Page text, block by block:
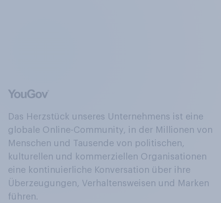
Das Herzstück unseres Unternehmens ist eine
globale Online-Community, in der Millionen von
Menschen und Tausende von politischen,
kulturellen und kommerziellen Organisationen
eine kontinuierliche Konversation über ihre
Überzeugungen, Verhaltensweisen und Marken
führen.